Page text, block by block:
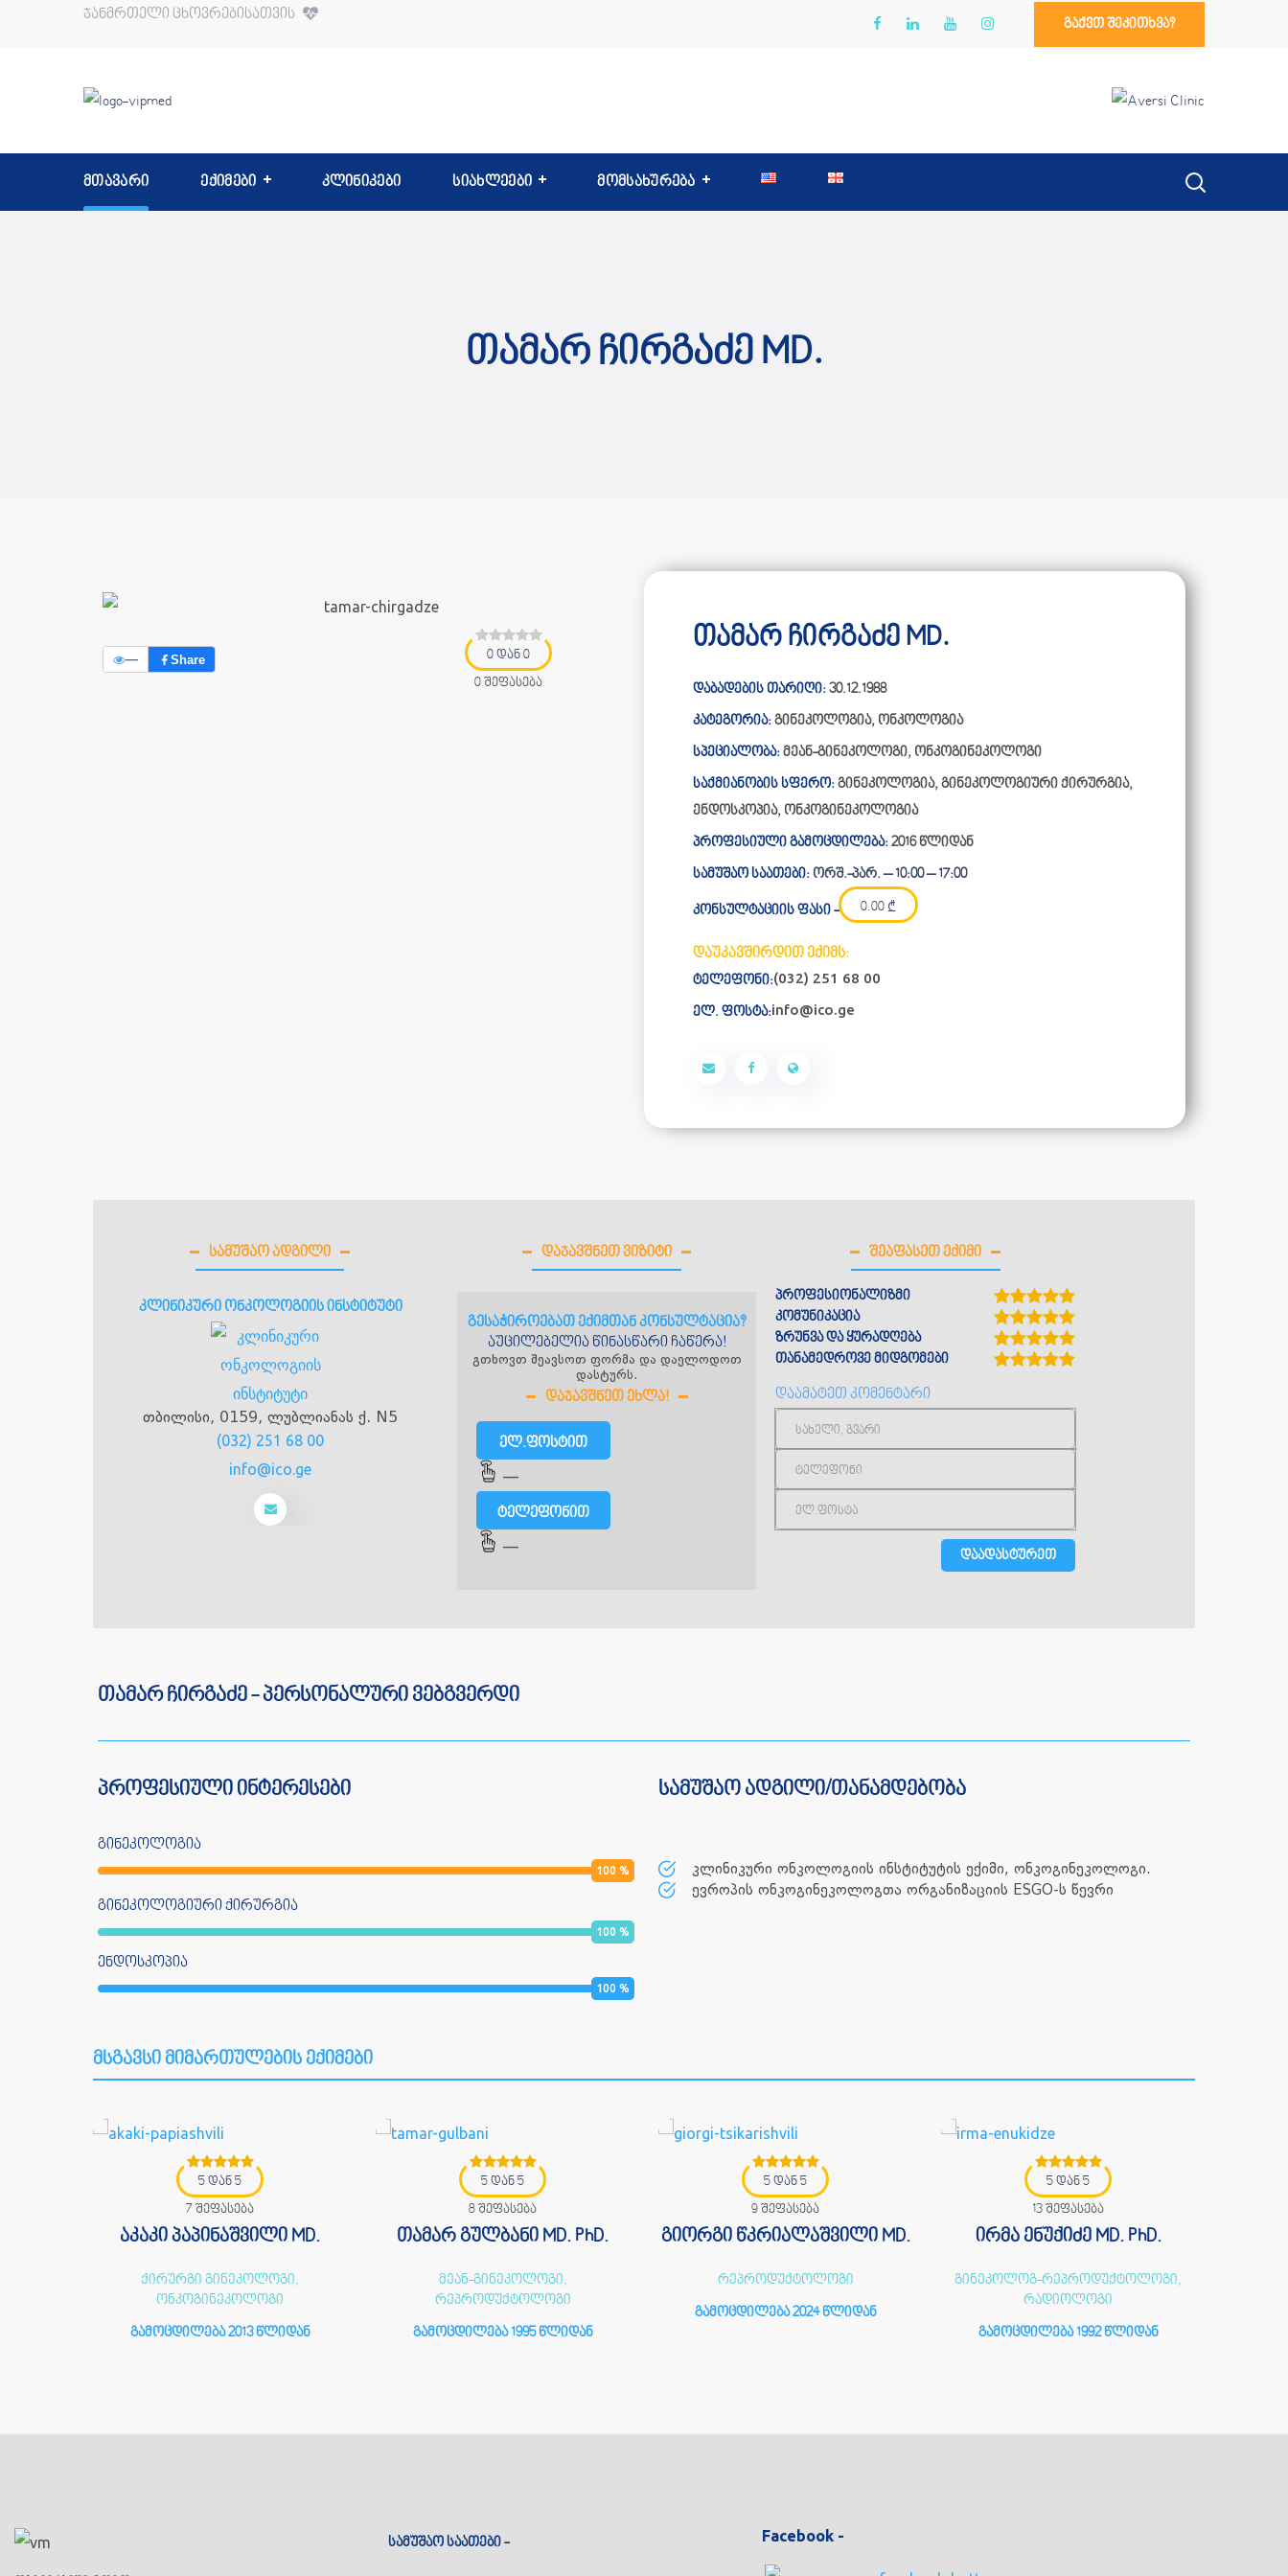
ჯანმრთელი ცხოვრებისათვის
გაქვთ შეკითხვა?
მთავარი ექიმები კლინიკები სიახლეები მომსახურება
Თამარ Ჩირგაძე MD.
— Share 0 დან 0
0 შეფასება
თამარ ჩირგაძე MD.
დაბადების თარიღი: 30.12.1988
კატეგორია: გინეკოლოგია, ონკოლოგია
სპეციალობა: მეან-გინეკოლოგი, ონკოგინეკოლოგი
საქმიანობის სფერო: გინეკოლოგია, გინეკოლოგიური ქირურგია,
ენდოსკოპია, ონკოგინეკოლოგია
პროფესიული გამოცდილება: 2016 წლიდან
სამუშაო საათები: ორშ.-პარ. – 10:00 – 17:00
კონსულტაციის ფასი - 0.00 ₾
დაუკავშირდით ექიმს:
ტელეფონი:(032) 251 68 00
ელ. ფოსტა:info@ico.ge
ᲡᲐᲛᲣᲨᲐᲝ ᲐᲓᲒᲘᲚᲘ
კლინიკური ონკოლოგიის ინსტიტუტი
თბილისი, 0159, ლუბლიანას ქ. N5
(032) 251 68 00
info@ico.ge
ᲓᲐᲯᲐᲕᲨᲜᲔᲗ ᲕᲘᲖᲘᲢᲘ
გესაჭიროებათ ექიმთან კონსულტაცია?
აუცილებელია წინასწარი ჩაწერა!
გთხოვთ შეავსოთ ფორმა და დაელოდოთ
დასტურს.
ᲓᲐᲯᲐᲕᲨᲜᲔᲗ ᲔᲮᲚᲐ!
ელ.ფოსტით
—
ტელეფონით
—
ᲨᲔᲐᲤᲐᲡᲔᲗ ᲔᲥᲘᲛᲘ
პროფესიონალიზმი
კომუნიკაცია
ზრუნვა და ყურადღება
თანამედროვე მიდგომები
დაამატეთ კომენტარი
თამარ ჩირგაძე - პერსონალური ვებგვერდი
პროფესიული ინტერესები
გინეკოლოგია
100 %
გინეკოლოგიური ქირურგია
100 %
ენდოსკოპია
100 %
სამუშაო ადგილი/თანამდებობა
კლინიკური ონკოლოგიის ინსტიტუტის ექიმი, ონკოგინეკოლოგი.
ევროპის ონკოგინეკოლოგთა ორგანიზაციის ESGO-ს წევრი
მსგავსი მიმართულების ექიმები
5 დან 5
7 შეფასება
აკაკი პაპინაშვილი MD.
ქირურგი გინეკოლოგი,
ონკოგინეკოლოგი
გამოცდილება 2013 წლიდან
5 დან 5
8 შეფასება
თამარ გულბანი MD. PhD.
მეან-გინეკოლოგი,
რეპროდუქტოლოგი
გამოცდილება 1995 წლიდან
5 დან 5
9 შეფასება
გიორგი წკრიალაშვილი MD.
რეპროდუქტოლოგი
გამოცდილება 2024 წლიდან
5 დან 5
13 შეფასება
ირმა ენუქიძე MD. PhD.
გინეკოლოგ-რეპროდუქტოლოგი,
რადიოლოგი
გამოცდილება 1992 წლიდან
სამუშაო საათები - Facebook -